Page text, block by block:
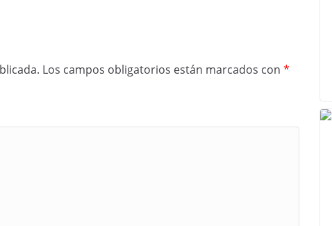
Los campos obligatorios están marcados con *